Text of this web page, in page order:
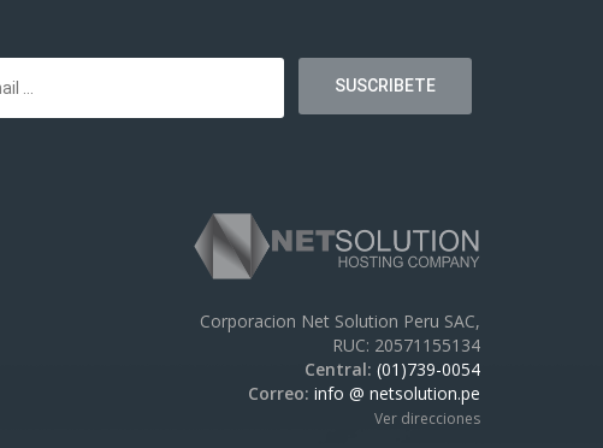
Corporacion Net Solution Peru SAC,
RUC: 20571155134
Central: (01)739-0054
Correo: info @ netsolution.pe
Ver direcciones